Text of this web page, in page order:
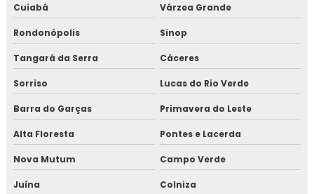
Cuiabá
Várzea Grande
Rondonópolis Sinop
Tangará da Serra Cáceres
Sorriso Lucas do Rio Verde
Barra do Garças Primavera do Leste
Alta Floresta Pontes e Lacerda
Nova Mutum Campo Verde
Juína Colniza